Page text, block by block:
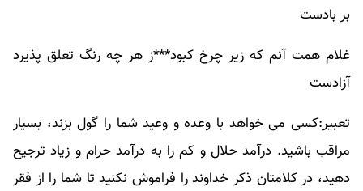
بر بادست
غلام همت آنم که زیر چرخ کبود***ز هر چه رنگ تعلق پذیرد
آزادست
تعبیر:کسی می خواهد با وعده و وعید شما را گول بزند، بسیار
مراقب باشید. درآمد حلال و کم را به درآمد حرام و زیاد ترجیح
دهید، در کلامتان ذکر خداوند را فراموش نکنید تا شما را از فقر